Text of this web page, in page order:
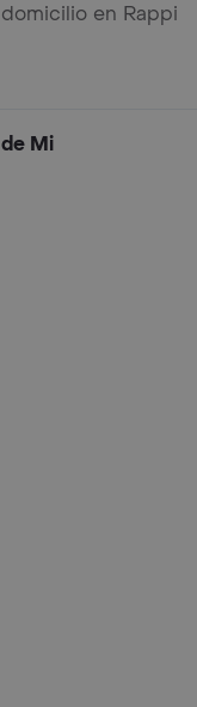
en Rappi
Mi